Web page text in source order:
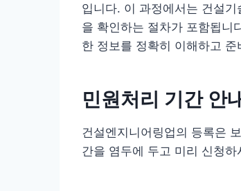
입니다. 이 과정에서는 건설
을 확인하는 절차가 포함됩니
한 정보를 정확히 이해하고
민원처리 기간 안
건설엔지니어링업의 등록은
간을 염두에 두고 미리 신청하